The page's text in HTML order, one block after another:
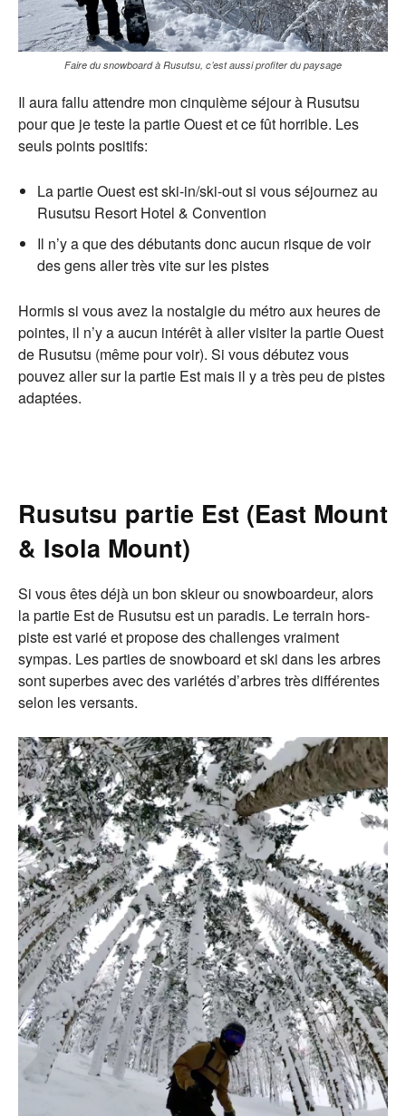
Faire du snowboard à Rusutsu, c’est aussi profiter du paysage
Il aura fallu attendre mon cinquième séjour à Rusutsu
pour que je teste la partie Ouest et ce fût horrible. Les
seuls points positifs:
La partie Ouest est ski-in/ski-out si vous séjournez au
Rusutsu Resort Hotel & Convention
Il n’y a que des débutants donc aucun risque de voir
des gens aller très vite sur les pistes
Hormis si vous avez la nostalgie du métro aux heures de
pointes, il n’y a aucun intérêt à aller visiter la partie Ouest
de Rusutsu (même pour voir). Si vous débutez vous
pouvez aller sur la partie Est mais il y a très peu de pistes
adaptées.
Rusutsu partie Est (East Mount
& Isola Mount)
Si vous êtes déjà un bon skieur ou snowboardeur, alors
la partie Est de Rusutsu est un paradis. Le terrain hors-
piste est varié et propose des challenges vraiment
sympas. Les parties de snowboard et ski dans les arbres
sont superbes avec des variétés d’arbres très différentes
selon les versants.